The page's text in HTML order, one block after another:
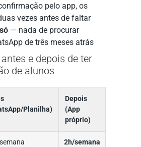
pelo app, os
vezes antes de faltar
— nada de procurar
de três meses atrás
e depois de ter
de alunos
Planilha)
Depois
(App
próprio)
2h/semana